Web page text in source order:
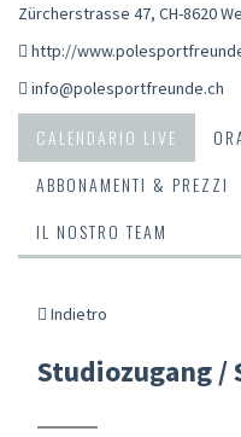
Zürcherstrasse 47, CH-8620
http://
info@polesportfreunde.ch
CALENDARIO LIVE
ABBONAMENTI & PREZZI
IL NOSTRO TEAM
Indietro
Studiozugang /